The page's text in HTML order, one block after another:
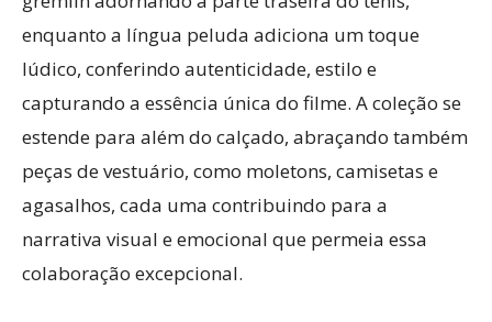
enquanto a língua peluda adiciona um toque
lúdico, conferindo autenticidade, estilo e
capturando a essência única do filme. A coleção se
estende para além do calçado, abraçando também
peças de vestuário, como moletons, camisetas e
agasalhos, cada uma contribuindo para a
narrativa visual e emocional que permeia essa
colaboração excepcional.